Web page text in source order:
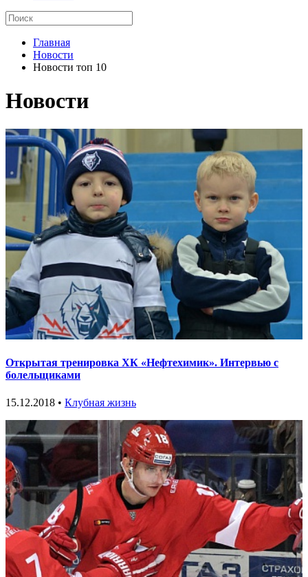
Главная
Новости
Новости топ 10
Новости
Открытая тренировка ХК «Нефтехимик». Интервью с
болельщиками
15.12.2018 • Клубная жизнь